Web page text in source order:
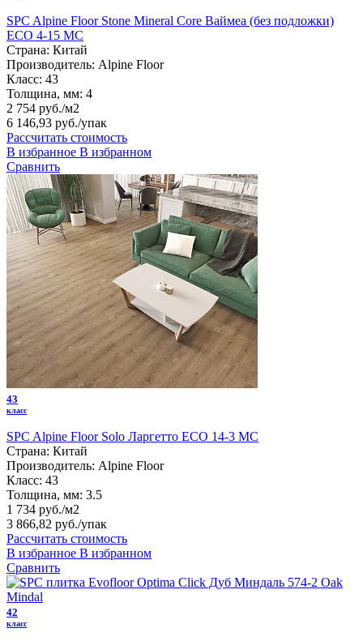
SPC Alpine Floor Stone Mineral Core Ваймеа (без подложки)
ECO 4-15 MC
Страна: Китай
Производитель: Alpine Floor
Класс: 43
Толщина, мм: 4
2 754 руб./м2
6 146,93 руб./упак
Рассчитать стоимость
В избранное В избранном
Сравнить
43
класс
SPC Alpine Floor Solo Ларгетто ЕСО 14-3 MC
Страна: Китай
Производитель: Alpine Floor
Класс: 43
Толщина, мм: 3.5
1 734 руб./м2
3 866,82 руб./упак
Рассчитать стоимость
В избранное В избранном
Сравнить
42
класс